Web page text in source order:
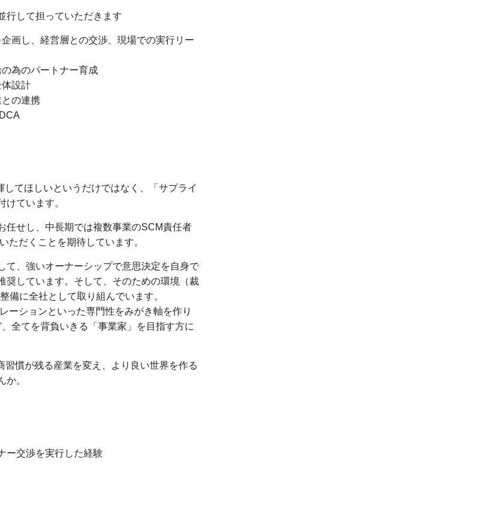
行して担っていただきます
画し、経営層との交渉、現場での実行リー
為のパートナー育成
設計
の連携
てほしいというだけではなく、「サプライ
ています。
任せし、中長期では複数事業のSCM責任者
ただくことを期待しています。
て、強いオーナーシップで意思決定を自身で
奨しています。そして、そのための環境（裁
備に全社として取り組んでいます。
ションといった専門性をみがき軸を作り
全てを背負いきる「事業家」を目指す方に
慣が残る産業を変え、より良い世界を作る
か。
ー交渉を実行した経験